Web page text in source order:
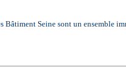
Seine sont un ensemble